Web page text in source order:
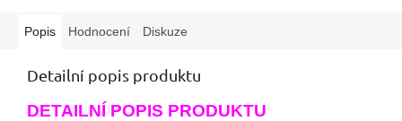
Popis Hodnocení Diskuze
Detailní popis produktu
DETAILNÍ POPIS PRODUKTU